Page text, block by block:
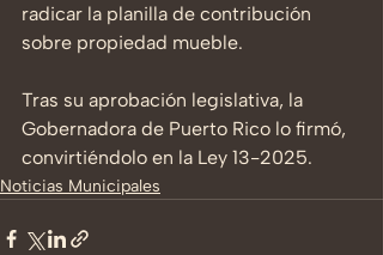
radicar la planilla de contribución
sobre propiedad mueble.
Tras su aprobación legislativa, la
Gobernadora de Puerto Rico lo firmó,
convirtiéndolo en la Ley 13-2025.
Noticias Municipales